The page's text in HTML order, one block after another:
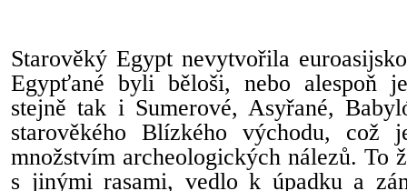
Starověký Egypt nevytvořila
Egypťané byli běloši, nebo alespoň
stejně tak i Sumerové, Asyřané,
starověkého Blízkého východu, což
množstvím archeologických nálezů. To
s jinými rasami, vedlo k úpadku a